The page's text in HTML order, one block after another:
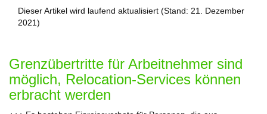
Dieser Artikel wird laufend aktualisiert (Stand: 21. Dezember
2021)
Grenzübertritte für Arbeitnehmer sind
möglich, Relocation-Services können
erbracht werden